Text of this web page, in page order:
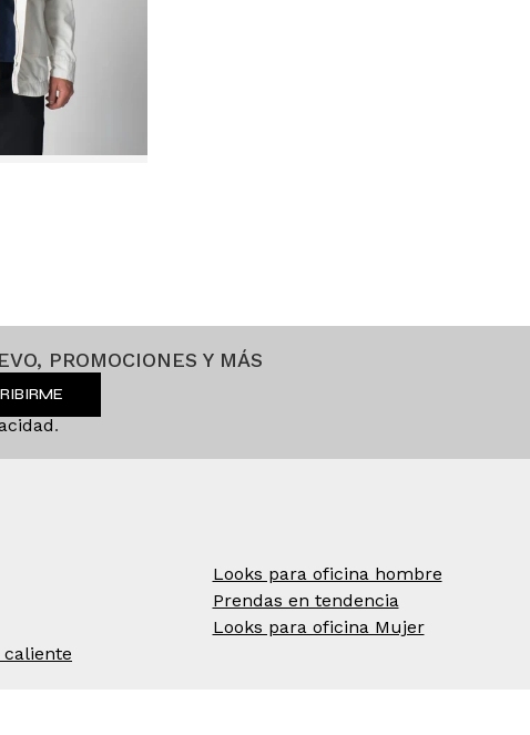
PROMOCIONES Y MÁS
.
caliente
Looks para oficina hombre
Prendas en tendencia
Looks para oficina Mujer